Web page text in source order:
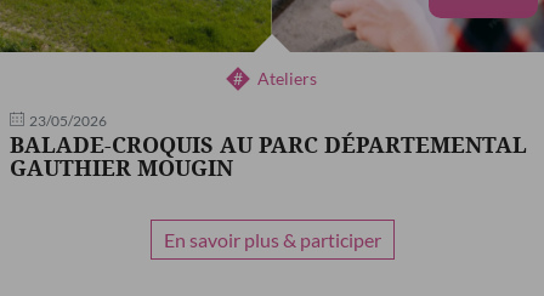
Ateliers
23/05/2026
BALADE-CROQUIS AU PARC DÉPARTEMENTAL
GAUTHIER MOUGIN
En savoir plus & participer